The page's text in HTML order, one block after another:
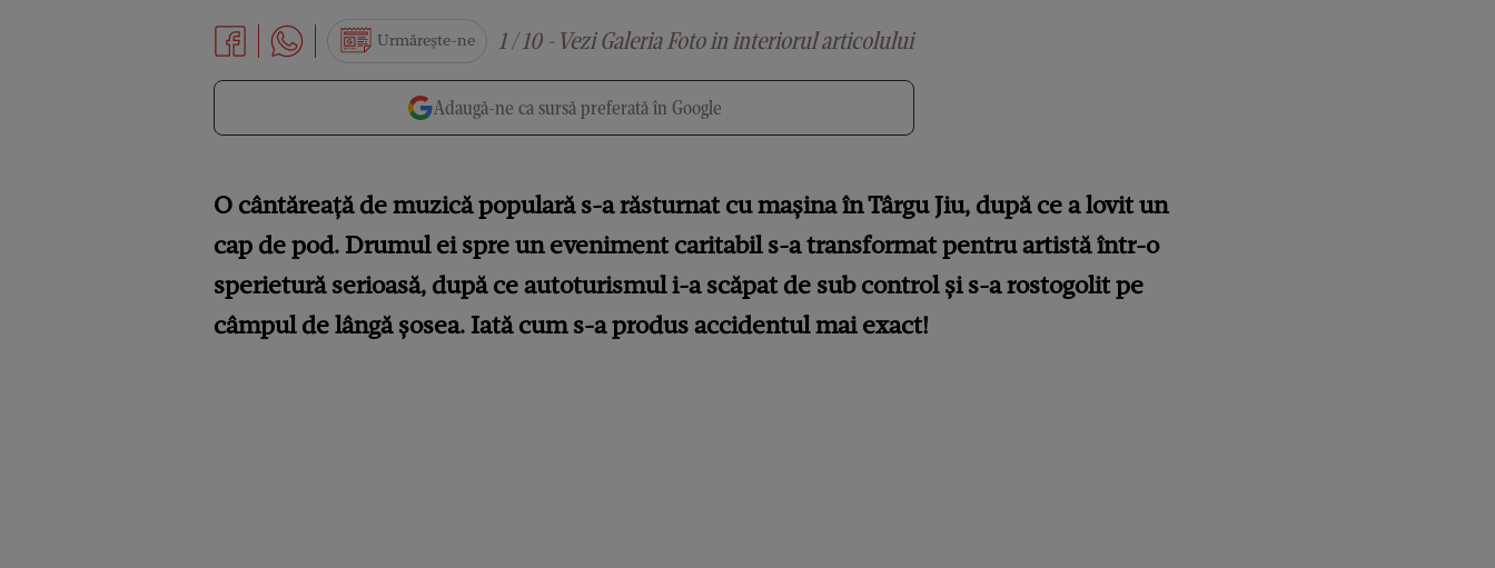
Urmărește-ne 1 / 10 - Vezi Galeria Foto in interiorul articolului
Adaugă-ne ca sursă preferată în Google
O cântăreață de muzică populară s-a răsturnat cu mașina în Târgu Jiu, după ce a lovit un
cap de pod. Drumul ei spre un eveniment caritabil s-a transformat pentru artistă într-o
sperietură serioasă, după ce autoturismul i-a scăpat de sub control și s-a rostogolit pe
câmpul de lângă șosea. Iată cum s-a produs accidentul mai exact!